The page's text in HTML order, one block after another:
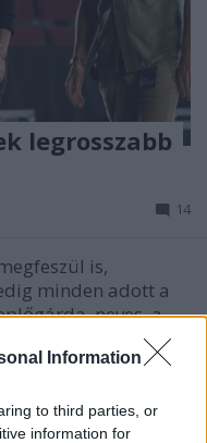
Information
to third parties, or
information for
legrosszabb
14
is,
minden adott a
neves, a
és egy olyan